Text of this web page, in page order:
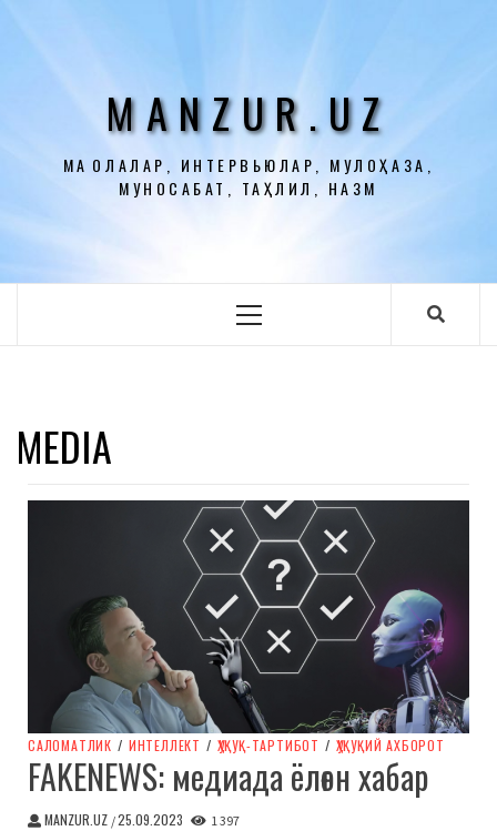
MANZUR.UZ
МАҚОЛАЛАР, ИНТЕРВЬЮЛАР, МУЛОҲАЗА,
МУНОСАБАТ, ТАҲЛИЛ, НАЗМ
меню
MEDIA
CАЛОМАТЛИК / ИНТЕЛЛЕКТ / ҲУҚУҚ-ТАРТИБОТ / ҲУҚУҚИЙ АХБОРОТ
FAKENEWS: медиада ёлғон хабар
MANZUR.UZ /25.09.2023 1 397